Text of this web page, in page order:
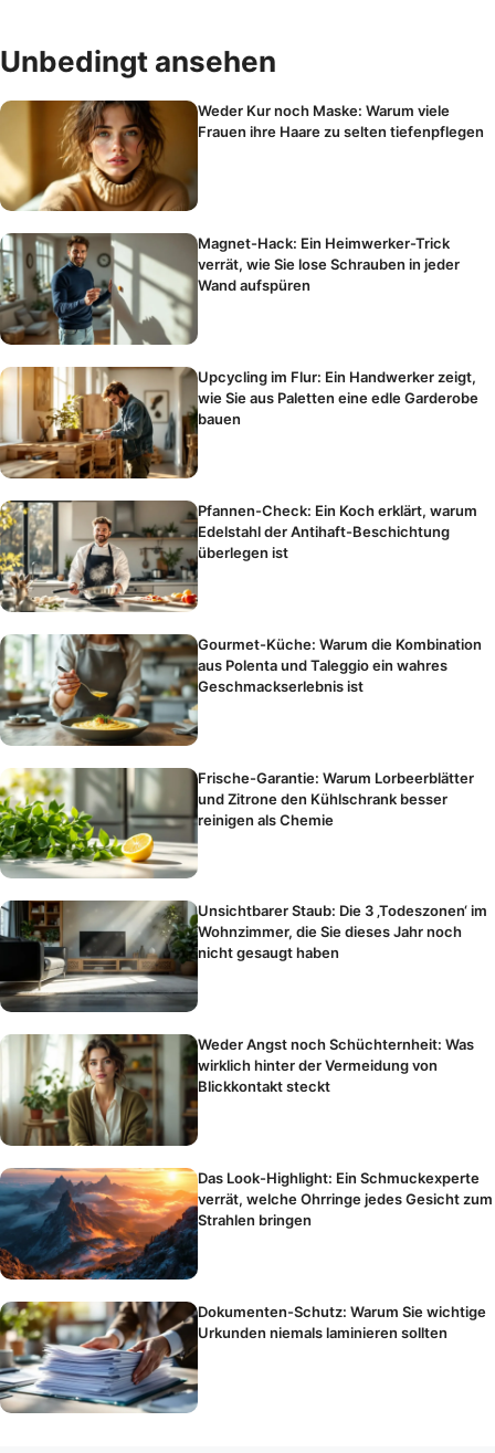
Unbedingt ansehen
Weder Kur noch Maske: Warum viele
Frauen ihre Haare zu selten tiefenpflegen
Magnet-Hack: Ein Heimwerker-Trick
verrät, wie Sie lose Schrauben in jeder
Wand aufspüren
Upcycling im Flur: Ein Handwerker zeigt,
wie Sie aus Paletten eine edle Garderobe
bauen
Pfannen-Check: Ein Koch erklärt, warum
Edelstahl der Antihaft-Beschichtung
überlegen ist
Gourmet-Küche: Warum die Kombination
aus Polenta und Taleggio ein wahres
Geschmackserlebnis ist
Frische-Garantie: Warum Lorbeerblätter
und Zitrone den Kühlschrank besser
reinigen als Chemie
Unsichtbarer Staub: Die 3 ‚Todeszonen‘ im
Wohnzimmer, die Sie dieses Jahr noch
nicht gesaugt haben
Weder Angst noch Schüchternheit: Was
wirklich hinter der Vermeidung von
Blickkontakt steckt
Das Look-Highlight: Ein Schmuckexperte
verrät, welche Ohrringe jedes Gesicht zum
Strahlen bringen
Dokumenten-Schutz: Warum Sie wichtige
Urkunden niemals laminieren sollten